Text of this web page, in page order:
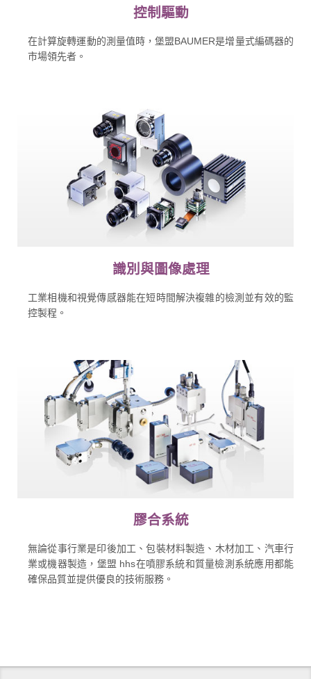
控制驅動
在計算旋轉運動的測量值時，堡盟BAUMER是增量式編碼器的
市場領先者。
識別與圖像處理
工業相機和視覺傳感器能在短時間解決複雜的檢測並有效的監
控製程。
膠合系統
無論從事行業是印後加工、包裝材料製造、木材加工、汽車行
業或機器製造，堡盟 hhs在噴膠系統和質量檢測系統應用都能
確保品質並提供優良的技術服務。